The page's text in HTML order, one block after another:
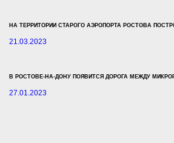
21.03.2023
27.01.2023